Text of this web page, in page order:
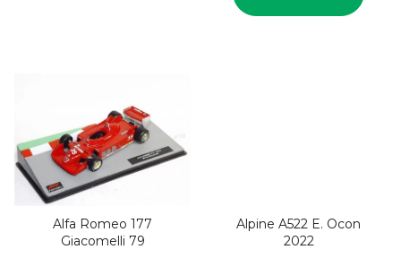
Alfa Romeo 177
Giacomelli 79
Alpine A522 E. Ocon
2022